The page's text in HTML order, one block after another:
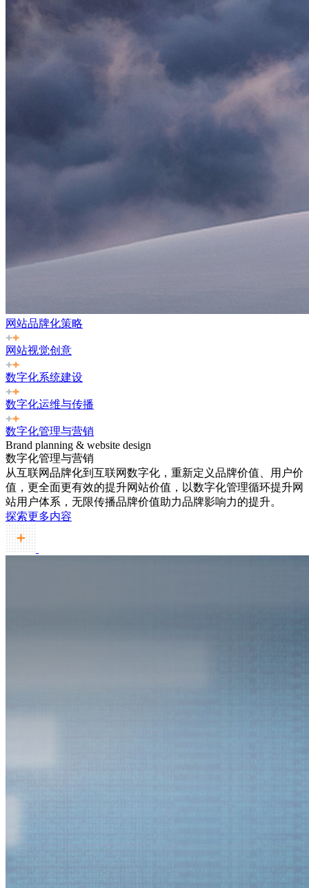
网站品牌化策略
网站视觉创意
数字化系统建设
数字化运维与传播
数字化管理与营销
Brand planning & website design
数字化管理与营销
从互联网品牌化到互联网数字化，重新定义品牌价值、用户价
值，更全面更有效的提升网站价值，以数字化管理循环提升网
站用户体系，无限传播品牌价值助力品牌影响力的提升。
探索更多内容